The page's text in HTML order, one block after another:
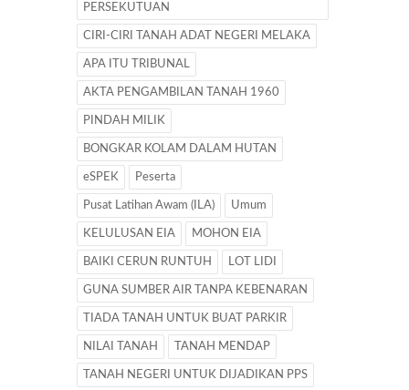
PERSEKUTUAN
CIRI-CIRI TANAH ADAT NEGERI MELAKA
APA ITU TRIBUNAL
AKTA PENGAMBILAN TANAH 1960
PINDAH MILIK
BONGKAR KOLAM DALAM HUTAN
eSPEK Peserta
Pusat Latihan Awam (ILA) Umum
KELULUSAN EIA MOHON EIA
BAIKI CERUN RUNTUH LOT LIDI
GUNA SUMBER AIR TANPA KEBENARAN
TIADA TANAH UNTUK BUAT PARKIR
NILAI TANAH TANAH MENDAP
TANAH NEGERI UNTUK DIJADIKAN PPS